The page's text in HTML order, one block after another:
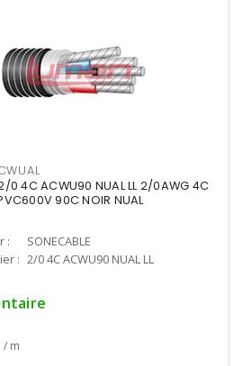
0 4C ACWU90 NUAL LL 2/0AWG 4C
90C NOIR NUAL
:
SONECABLE
: 2/0 4C ACWU90 NUAL LL
/ m